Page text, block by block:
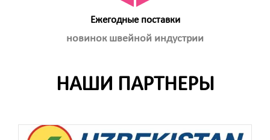
Ежегодные поставки
новинок швейной индустрии
НАШИ ПАРТНЕРЫ